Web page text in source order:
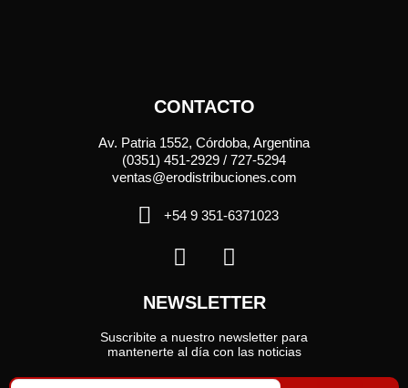
CONTACTO
Av. Patria 1552, Córdoba, Argentina
(0351) 451-2929 / 727-5294
ventas@erodistribuciones.com
+54 9 351-6371023
NEWSLETTER
Suscribite a nuestro newsletter para
mantenerte al día con las noticias